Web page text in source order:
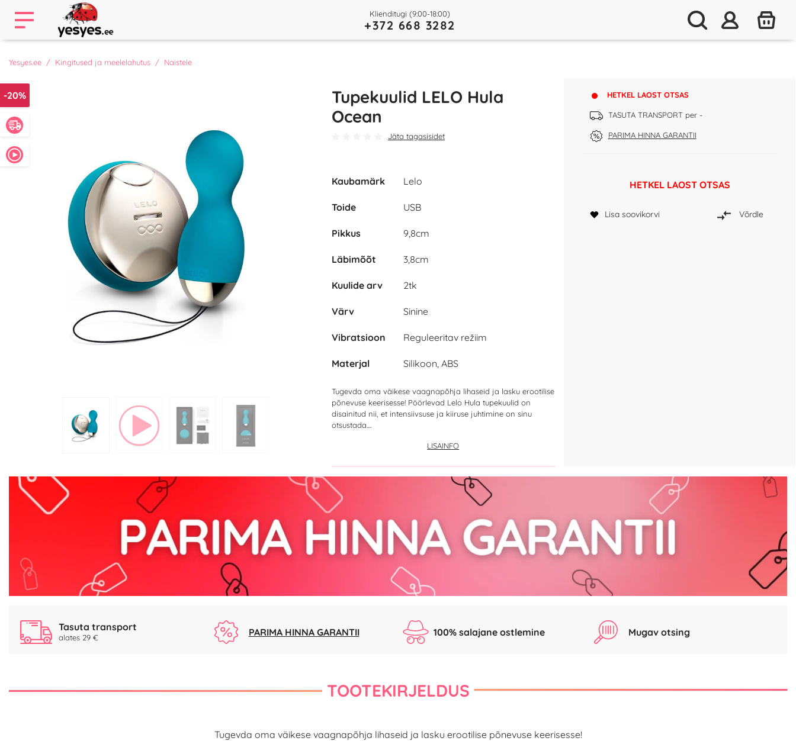
Klienditugi (9:00-18:00)
+372 668 3282
Yesyes.ee Kingitused ja meelelahutus Naistele
-20%
Tupekuulid LELO Hula
Ocean
Jäta tagasisidet
HETKEL LAOST OTSAS
TASUTA TRANSPORT per -
PARIMA HINNA GARANTII
Kaubamärk Lelo
Toide USB
Pikkus 9,8cm
Läbimõõt 3,8cm
Kuulide arv 2tk
Värv Sinine
Vibratsioon Reguleeritav režiim
Materjal Silikoon, ABS
Tugevda oma väikese vaagnapõhja lihaseid ja lasku erootilise
põnevuse keerisesse! Pöörlevad Lelo Hula tupekuulid on
disainitud nii, et intensiivsuse ja kiiruse juhtimine on sinu
otsustada....
LISAINFO
HETKEL LAOST OTSAS
Lisa soovikorvi Võrdle
Tasuta transport
alates 29 € PARIMA HINNA GARANTII 100% salajane ostlemine Mugav otsing
TOOTEKIRJELDUS
Tugevda oma väikese vaagnapõhja lihaseid ja lasku erootilise põnevuse keerisesse!